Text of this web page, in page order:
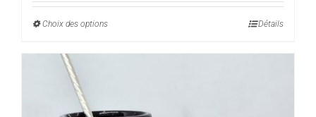
prix :
Choix des optionsCe
Détails